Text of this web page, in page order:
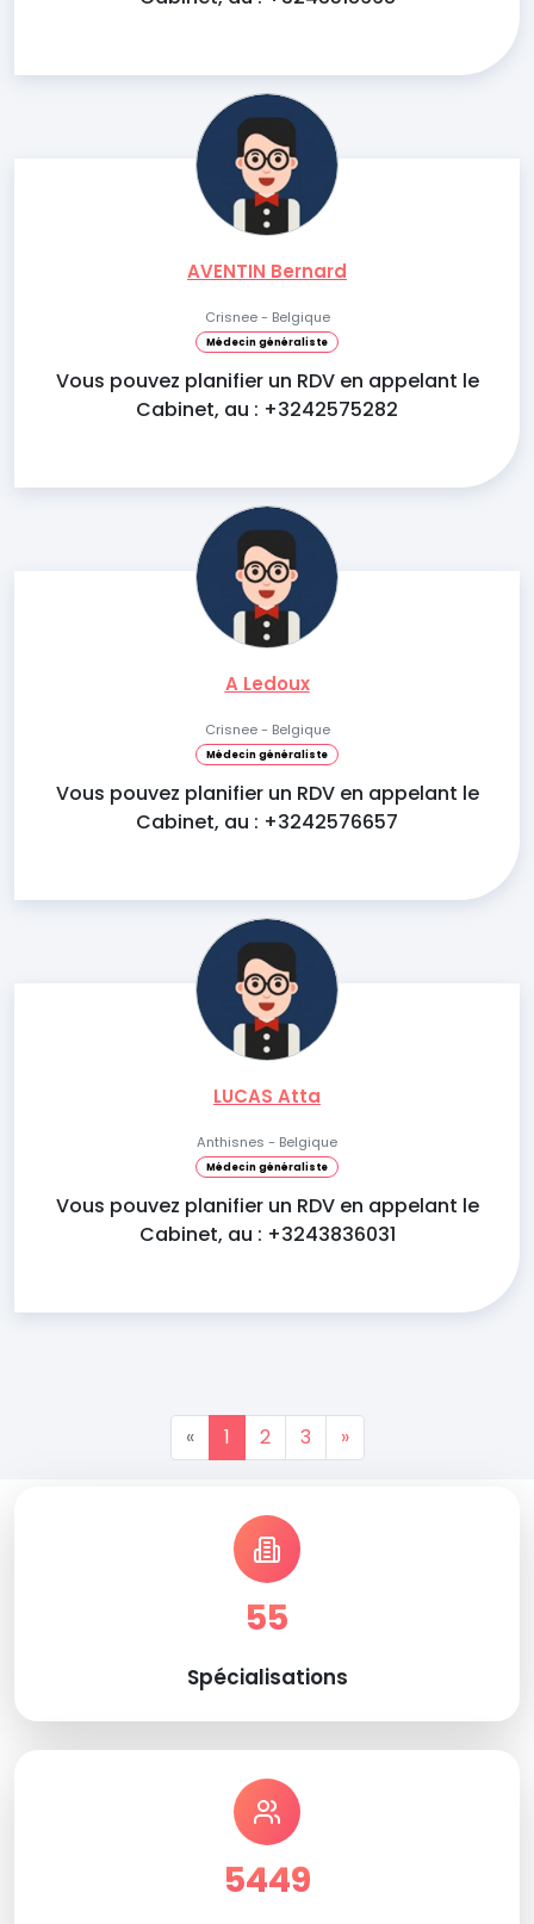
AVENTIN Bernard
Crisnee - Belgique
Médecin généraliste
Vous pouvez planifier un RDV en appelant le
Cabinet, au : +3242575282
A Ledoux
Crisnee - Belgique
Médecin généraliste
Vous pouvez planifier un RDV en appelant le
Cabinet, au : +3242576657
LUCAS Atta
Anthisnes - Belgique
Médecin généraliste
Vous pouvez planifier un RDV en appelant le
Cabinet, au : +3243836031
« 1 2 3 »
55
Spécialisations
5449